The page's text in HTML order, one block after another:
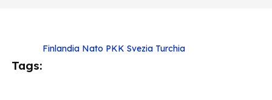
Tags:
Finlandia Nato PKK Svezia Turchia